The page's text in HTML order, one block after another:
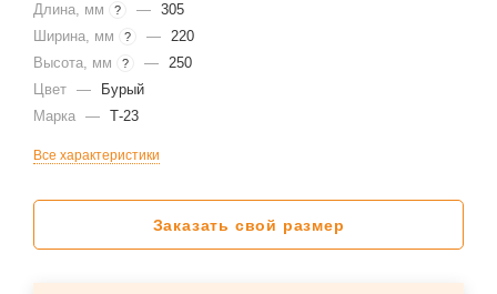
Длина, мм ? — 305
Ширина, мм
? — 220
Высота, мм
? — 250
Цвет —
Бурый
Марка — Т-23
Все характеристики
Заказать свой размер